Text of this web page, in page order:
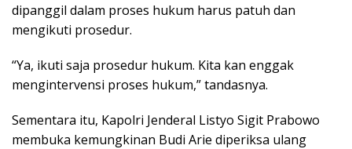
dipanggil dalam proses hukum harus patuh dan
mengikuti prosedur.
“Ya, ikuti saja prosedur hukum. Kita kan enggak
mengintervensi proses hukum,” tandasnya.
Sementara itu, Kapolri Jenderal Listyo Sigit Prabowo
membuka kemungkinan Budi Arie diperiksa ulang